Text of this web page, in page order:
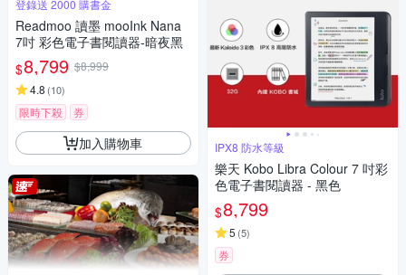
登錄送 2000 購書金
Readmoo 讀墨 mooInk Nana
7吋 彩色電子書閱讀器-暗夜黑
$8,799 $8,999
4.8 (10)
限時下殺 券
加入購物車 IPX8 防水等級
樂天 Kobo Libra Colour 7 吋彩
色電子書閱讀器 - 黑色
$8,799
5 (5)
券